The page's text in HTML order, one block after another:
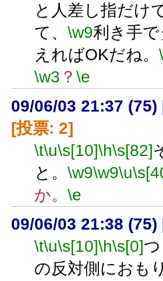
と人差し指だけ
て、 \w9利き手
えればOKだね。
\w3 ？ \e
09/06/03 21:37 (75)
[投票: 2]
\t\u\s[10]\h\s[82]
と。 \w9\w9\u
か。 \e
09/06/03 21:38 (75)
\t\u\s[10]\h\s[0]
の反対側におも